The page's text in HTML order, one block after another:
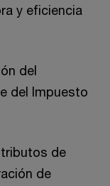
y eficiencia
del
del Impuesto
de
de